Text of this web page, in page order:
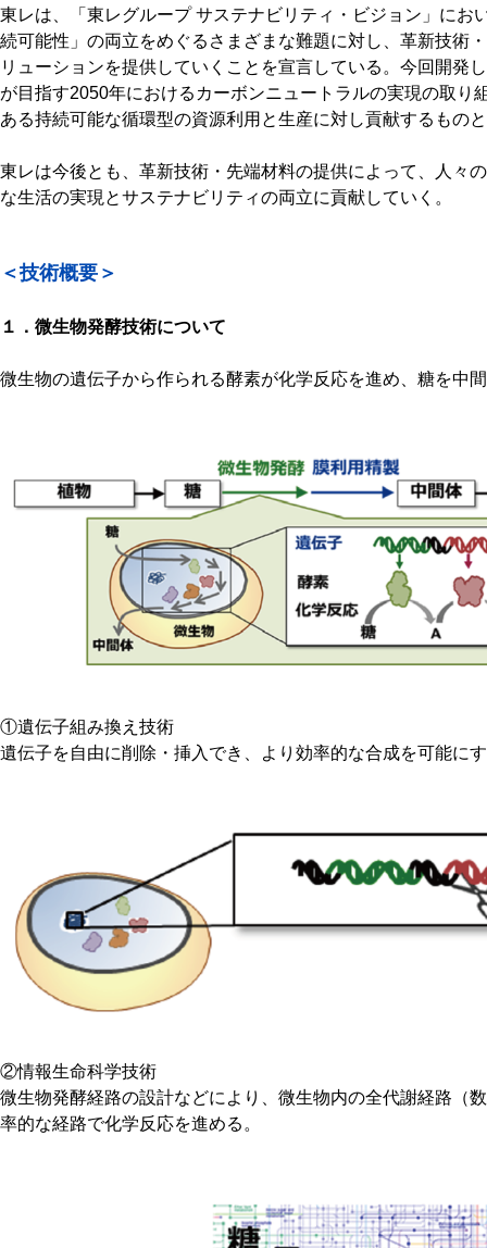
東レは、「東レグループ サステナビリティ・ビジョン」にお
続可能性」の両立をめぐるさまざまな難題に対し、革新技術
リューションを提供していくことを宣言している。今回開発
が目指す2050年におけるカーボンニュートラルの実現の取り
ある持続可能な循環型の資源利用と生産に対し貢献するもの
東レは今後とも、革新技術・先端材料の提供によって、人々
な生活の実現とサステナビリティの両立に貢献していく。
＜技術概要＞
１．微生物発酵技術について
微生物の遺伝子から作られる酵素が化学反応を進め、糖を中
①遺伝子組み換え技術
遺伝子を自由に削除・挿入でき、より効率的な合成を可能に
②情報生命科学技術
微生物発酵経路の設計などにより、微生物内の全代謝経路（
率的な経路で化学反応を進める。